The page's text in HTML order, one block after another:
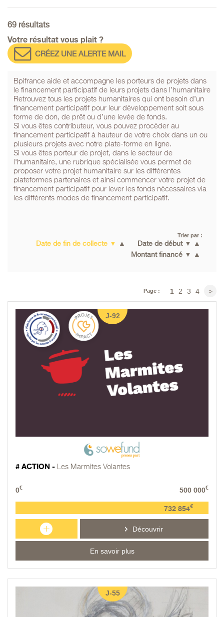
69 résultats
Votre résultat vous plait ?
CRÉEZ UNE ALERTE MAIL
Bpifrance aide et accompagne les porteurs de projets dans
le financement participatif de leurs projets dans l’humanitaire
Retrouvez tous les projets humanitaires qui ont besoin d’un
financement participatif pour leur développement soit sous
forme de don, de prêt ou d’une levée de fonds.
Si vous êtes contributeur, vous pouvez procéder au
financement participatif à hauteur de votre choix dans un ou
plusieurs projets avec notre plate-forme en ligne.
Si vous êtes porteur de projet, dans le secteur de
l'humanitaire, une rubrique spécialisée vous permet de
proposer votre projet humanitaire sur les différentes
plateformes partenaires et ainsi commencer votre projet de
financement participatif pour lever les fonds nécessaires via
les différents modes de financement participatif.
Trier par :
Date de fin de collecte ▼ ▲ Date de début ▼
▲
Montant financé ▼ ▲
Page : 1 2 3 4 >
J-92
# ACTION - Les Marmites Volantes
0€ 500 000€
732 854€
+ Découvrir
En savoir plus
J-55